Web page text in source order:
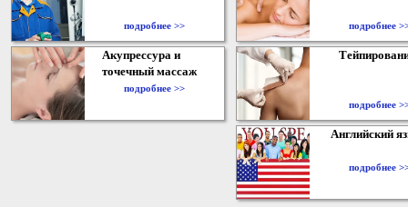
подробнее >> подробнее
Акупрессура и
точечный массаж
подробнее >>
подробнее
Английский
подробнее